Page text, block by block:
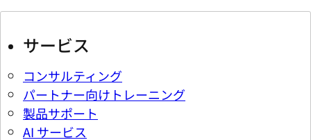
サービス
コンサルティング
パートナー向けトレーニング
製品サポート
AI サービス